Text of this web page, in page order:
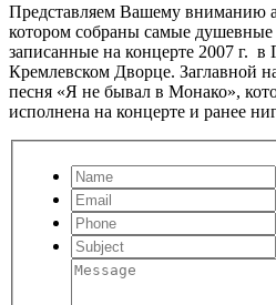
Представляем Вашему вниманию
котором собраны самые
записанные на концерте 2007 г. в
Кремлевском Дворце. Заглавной
песня «Я не бывал в Монако»,
исполнена на концерте и ранее